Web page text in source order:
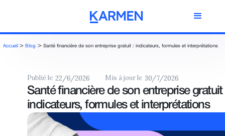
Accueil > Blog > Santé financière de son entreprise gratuit : indicateurs, formules et interprétations
Publié le 22/6/2026 Mis à jour le 30/7/2026
Santé financière de son entreprise gratuit
indicateurs, formules et interprétations